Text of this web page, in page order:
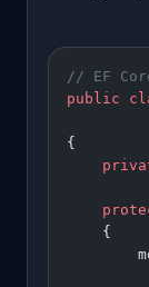
// EF
public
{
    {